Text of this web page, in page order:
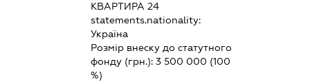
КВАРТИРА 24
statements.nationality:
Україна
Розмір внеску до статутного
фонду (грн.):3 500 000 (100
%)